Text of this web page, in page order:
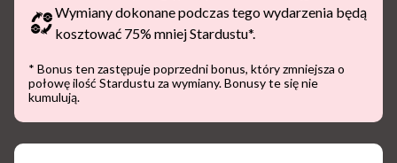
Wymiany dokonane podczas tego wydarzenia będą
kosztować 75% mniej Stardustu*.
* Bonus ten zastępuje poprzedni bonus, który zmniejsza o
połowę ilość Stardustu za wymiany. Bonusy te się nie
kumulują.